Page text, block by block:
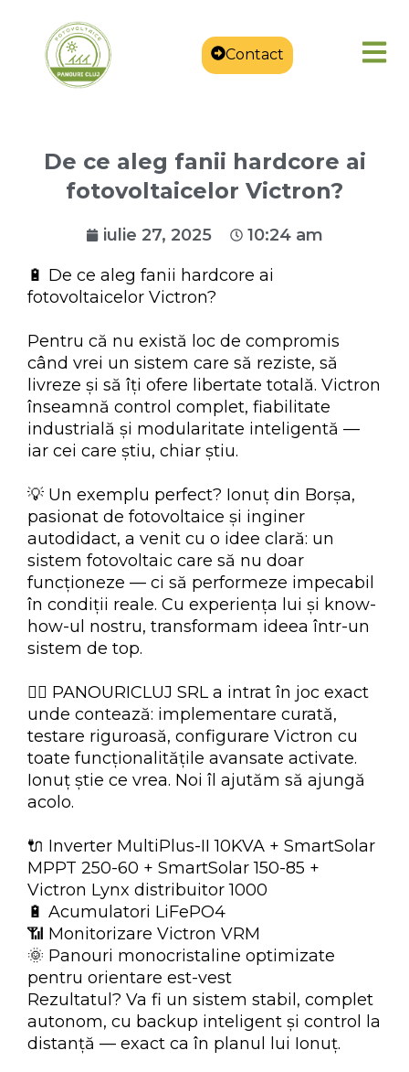
Contact
De ce aleg fanii hardcore ai
fotovoltaicelor Victron?
iulie 27, 2025
10:24 am
🔋 De ce aleg fanii hardcore ai
fotovoltaicelor Victron?
Pentru că nu există loc de compromis
când vrei un sistem care să reziste, să
livreze și să îți ofere libertate totală. Victron
înseamnă control complet, fiabilitate
industrială și modularitate inteligentă —
iar cei care știu, chiar știu.
💡 Un exemplu perfect? Ionuț din Borșa,
pasionat de fotovoltaice și inginer
autodidact, a venit cu o idee clară: un
sistem fotovoltaic care să nu doar
funcționeze — ci să performeze impecabil
în condiții reale. Cu experiența lui și know-
how-ul nostru, transformam ideea într-un
sistem de top.
👷‍♂️ PANOURICLUJ SRL a intrat în joc exact
unde contează: implementare curată,
testare riguroasă, configurare Victron cu
toate funcționalitățile avansate activate.
Ionuț știe ce vrea. Noi îl ajutăm să ajungă
acolo.
🔌 Inverter MultiPlus-II 10KVA + SmartSolar
MPPT 250-60 + SmartSolar 150-85 +
Victron Lynx distribuitor 1000
🔋 Acumulatori LiFePO4
📶 Monitorizare Victron VRM
🌞 Panouri monocristaline optimizate
pentru orientare est-vest
Rezultatul? Va fi un sistem stabil, complet
autonom, cu backup inteligent și control la
distanță — exact ca în planul lui Ionuț.